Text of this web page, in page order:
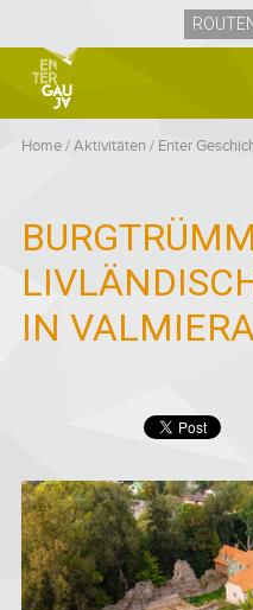
Home/Aktivitäten / Enter
IN